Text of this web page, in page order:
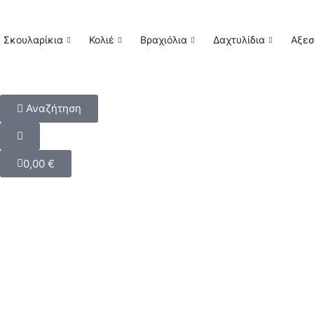
Σκουλαρίκια Κολιέ Βραχιόλια Δαχτυλίδια
Αναζήτηση
0,00 €